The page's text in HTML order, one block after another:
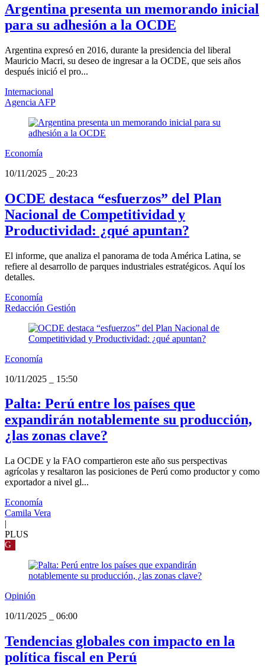
Argentina presenta un memorando inicial
para su adhesión a la OCDE
Argentina expresó en 2016, durante la presidencia del liberal
Mauricio Macri, su deseo de ingresar a la OCDE, que seis años
después inició el pro...
Internacional
Agencia AFP
Economía
10/11/2025
20:23
OCDE destaca “esfuerzos” del Plan
Nacional de Competitividad y
Productividad: ¿qué apuntan?
El informe, que analiza el panorama de toda América Latina, se
refiere al desarrollo de parques industriales estratégicos. Aquí los
detalles.
Economía
Redacción Gestión
Economía
10/11/2025
15:50
Palta: Perú entre los países que
expandirán notablemente su producción,
¿las zonas clave?
La OCDE y la FAO compartieron este año sus perspectivas
agrícolas y resaltaron las posiciones de Perú como productor y como
exportador a nivel gl...
Economía
Camila Vera
|
PLUS
G
Opinión
10/11/2025
06:00
Tendencias globales con impacto en la
política fiscal en Perú